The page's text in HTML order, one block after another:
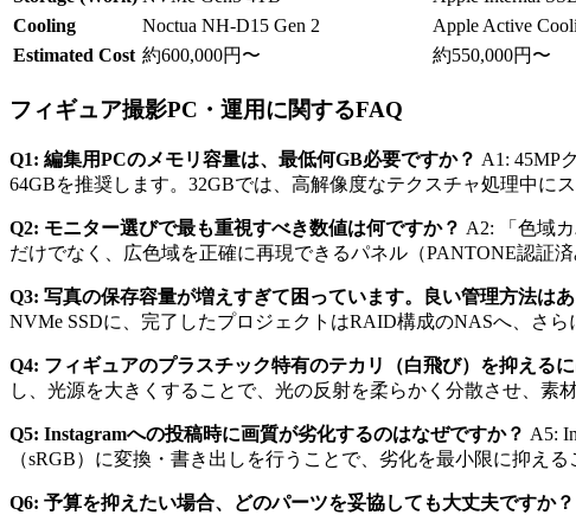
Cooling
Noctua NH-D15 Gen 2 Apple Active
Estimated Cost 約600,000円〜 約550,000円〜
フィギュア撮影PC・運用に関するFAQ
Q1: 編集用PCのメモリ容量は、最低何GB必要ですか？ A1: 45MP
64GBを推奨します。32GBでは、高解像度なテクスチャ処理中に
Q2: モニター選びで最も重視すべき数値は何ですか？ A2: 「色域
だけでなく、広色域を正確に再現できるパネル（PANTONE認証済
Q3: 写真の保存容量が増えすぎて困っています。良い管理方法は
NVMe SSDに、完了したプロジェクトはRAID構成のNASへ、さ
Q4: フィギュアのプラスチック特有のテカリ（白飛び）を抑えるに
し、光源を大きくすることで、光の反射を柔らかく分散させ、素
Q5: Instagramへの投稿時に画質が劣化するのはなぜですか？ A5:
（sRGB）に変換・書き出しを行うことで、劣化を最小限に抑える
Q6: 予算を抑えたい場合、どのパーツを妥協しても大丈夫ですか？